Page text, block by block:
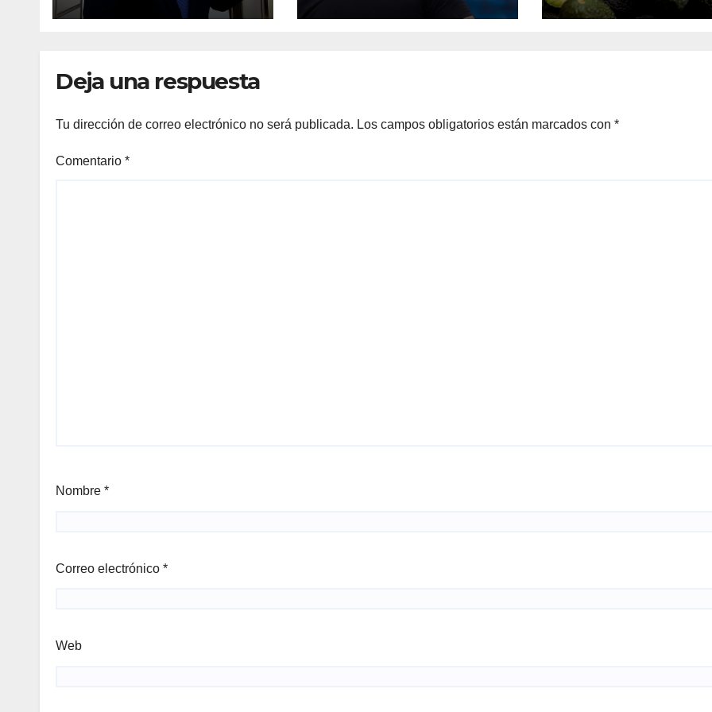
michoacano
Deja una respuesta
Tu dirección de correo electrónico no será publicada. Los campos obligatorios están marcados con *
Comentario *
Nombre *
Correo electrónico *
Web